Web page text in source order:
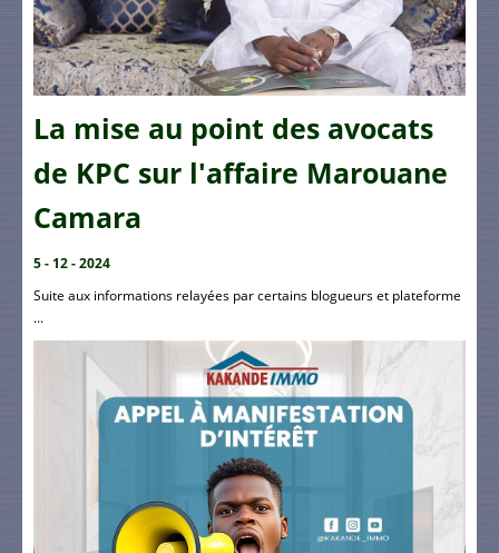
La mise au point des avocats
de KPC sur l'affaire Marouane
Camara
5 - 12 - 2024
Suite aux informations relayées par certains blogueurs et plateforme
...